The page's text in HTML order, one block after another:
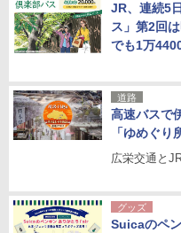
JR、連続5
ス」第2回
でも1万
道路
高速バスで
「ゆめぐ
広栄交通と
グッズ
Suicaのペ